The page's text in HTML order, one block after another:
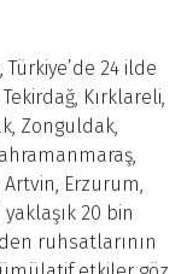
Türkiye’de 24 ilde
Kırklareli,
Zonguldak,
Artvin, Erzurum,
20 bin
ruhsatlarının